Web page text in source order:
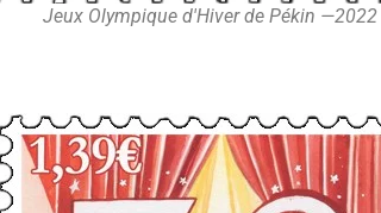
Jeux Olympique d'Hiver de Pékin —2022